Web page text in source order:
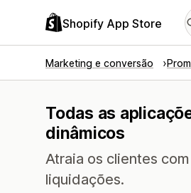
Shopify App Store
Marketing e conversão
Todas as
dinâmicos
Atraia os clientes
liquidações.